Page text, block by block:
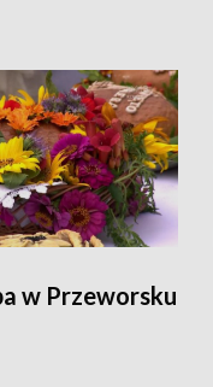
w Przeworsku